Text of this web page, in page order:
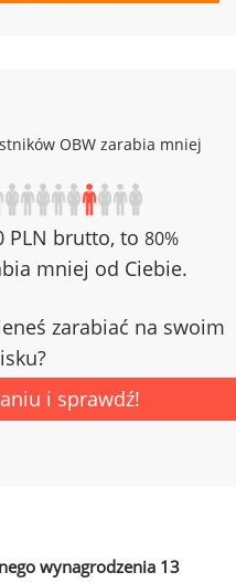
OBW zarabia mniej
PLN brutto, to 80%
mniej od Ciebie.
zarabiać na swoim
i sprawdź!
wynagrodzenia 13